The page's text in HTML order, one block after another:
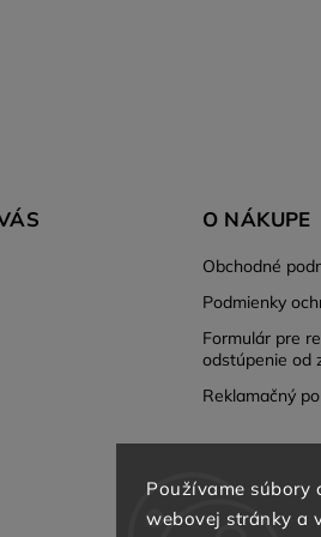
Používame súbory
webovej stránky a
O NÁKUPE
Obchodné
Podmienky
Formulár pre
odstúpenie od
Reklamačný